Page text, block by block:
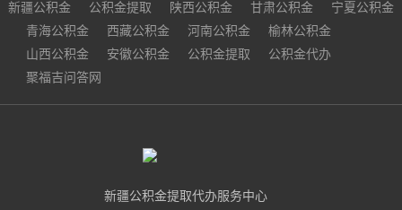
新疆公积金 公积金提取 陕西公积金 甘肃公积金
宁夏公积金
青海公积金
西藏公积金 河南公积金
榆林公积金
山西公积金
安徽公积金 公积金提取
公积金代办
聚福吉问答网
新疆公积金提取代办服务中心